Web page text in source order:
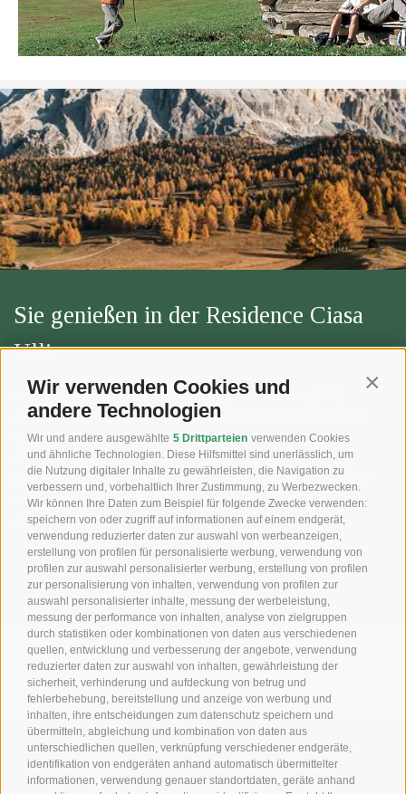
Wir verwenden Cookies und
andere Technologien
Wir und andere ausgewählte 5 Drittparteien verwenden Cookies
und ähnliche Technologien. Diese Hilfsmittel sind unerlässlich, um
die Nutzung digitaler Inhalte zu gewährleisten, die Navigation zu
verbessern und, vorbehaltlich Ihrer Zustimmung, zu Werbezwecken.
Wir können Ihre Daten zum Beispiel für folgende Zwecke verwenden:
speichern von oder zugriff auf informationen auf einem endgerät,
verwendung reduzierter daten zur auswahl von werbeanzeigen,
erstellung von profilen für personalisierte werbung, verwendung von
profilen zur auswahl personalisierter werbung, erstellung von profilen
zur personalisierung von inhalten, verwendung von profilen zur
auswahl personalisierter inhalte, messung der werbeleistung,
messung der performance von inhalten, analyse von zielgruppen
durch statistiken oder kombinationen von daten aus verschiedenen
quellen, entwicklung und verbesserung der angebote, verwendung
reduzierter daten zur auswahl von inhalten, gewährleistung der
sicherheit, verhinderung und aufdeckung von betrug und
fehlerbehebung, bereitstellung und anzeige von werbung und
inhalten, ihre entscheidungen zum datenschutz speichern und
übermitteln, abgleichung und kombination von daten aus
unterschiedlichen quellen, verknüpfung verschiedener endgeräte,
identifikation von endgeräten anhand automatisch übermittelter
informationen, verwendung genauer standortdaten, geräte anhand
Sie genießen in der Residence Ciasa
Ulli
Waschmaschinenbenutzung gegen Bezahlung (25€)
Tägliche Zimmerreinigung inklusive Bettwäschewechsel
Garage
Sonnenterrasse mit Stühlen und Tischen
FANES GROUP FIDELITY CARD – 10 % Rabatt auf Einkäufe
und Services bei unseren Partnerbetrieben
Halbpension in der Las Vegas Lodge auf Anfrage
T +39 0471 849355